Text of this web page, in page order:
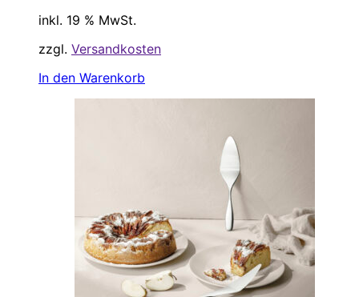
inkl. 19 % MwSt.
zzgl. Versandkosten
In den Warenkorb